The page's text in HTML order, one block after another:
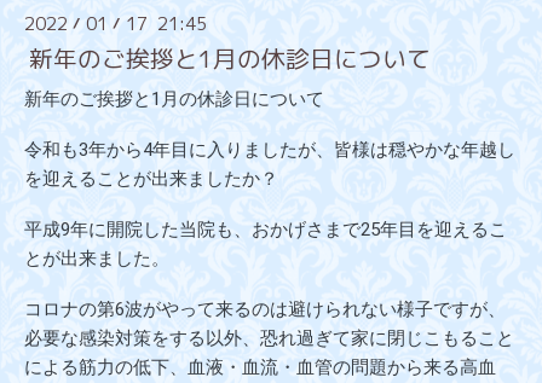
2022 / 01 / 17 21:45
新年のご挨拶と1月の休診日について
新年のご挨拶と1月の休診日について
令和も3年から4年目に入りましたが、皆様は穏やかな年越し
を迎えることが出来ましたか？
平成9年に開院した当院も、おかげさまで25年目を迎えるこ
とが出来ました。
コロナの第6波がやって来るのは避けられない様子ですが、
必要な感染対策をする以外、恐れ過ぎて家に閉じこもること
による筋力の低下、血液・血流・血管の問題から来る高血